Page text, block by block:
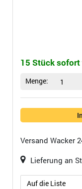
15 Stück
Menge: 1
Versand Wacker
Lieferung an
Auf die Liste